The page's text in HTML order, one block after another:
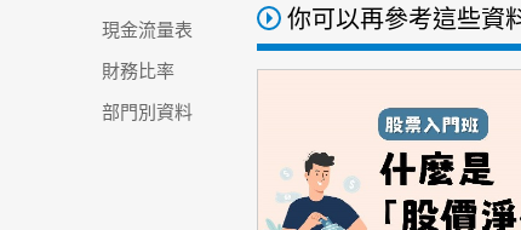
現金流量表
財務比率
部門別資料
你可以再參考這些資